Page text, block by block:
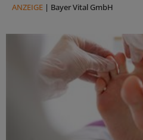
ANZEIGE | Bayer Vital GmbH